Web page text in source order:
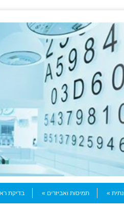
תמיסות ואביזרים בדיקת